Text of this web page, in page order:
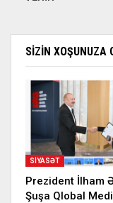
SIZIN
SIYASƏT
Prezident İlham
Şuşa Qlobal